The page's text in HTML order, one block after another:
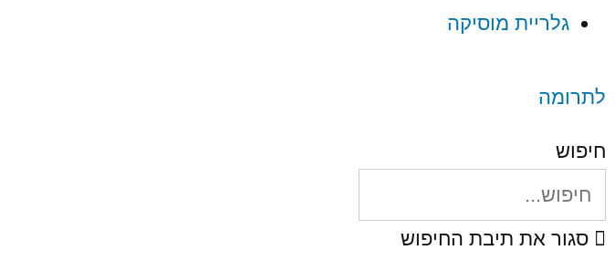
גלריית מוסיקה
לתרומה
חיפוש
סגור את תיבת החיפוש